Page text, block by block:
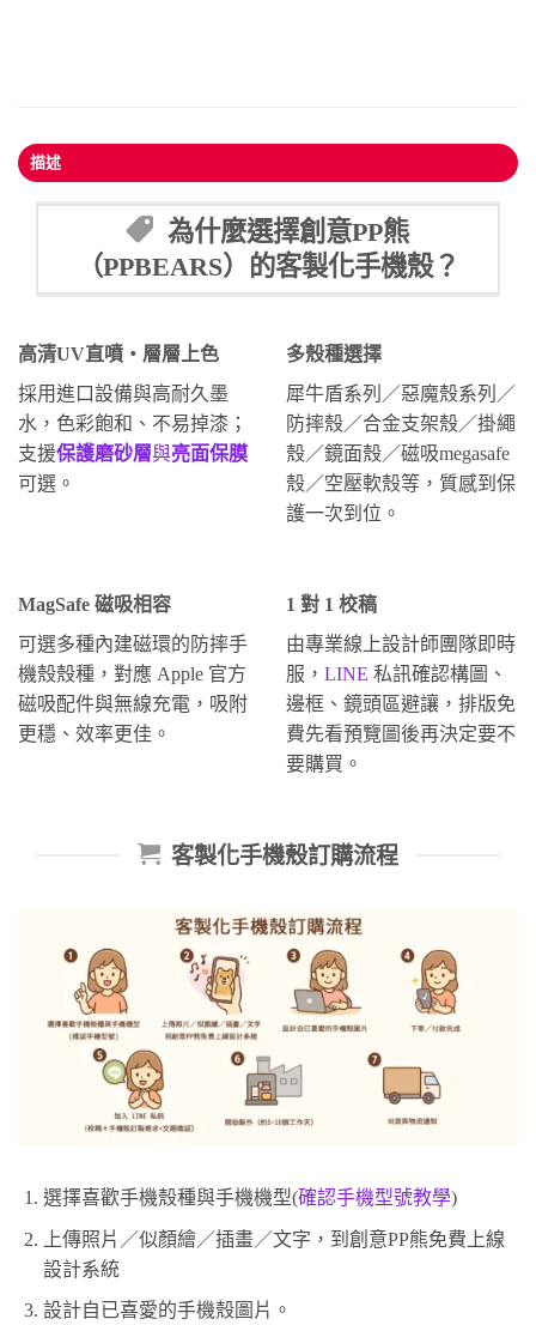
描述
為什麼選擇創意PP熊
（PPBEARS）的客製化手機殼？
高清UV直噴・層層上色
採用進口設備與高耐久墨
水，色彩飽和、不易掉漆；
支援保護磨砂層與亮面保膜
可選。
多殼種選擇
犀牛盾系列／惡魔殼系列／
防摔殼／合金支架殼／掛繩
殼／鏡面殼／磁吸megasafe
殼／空壓軟殼等，質感到保
護一次到位。
MagSafe 磁吸相容
可選多種內建磁環的防摔手
機殼殼種，對應 Apple 官方
磁吸配件與無線充電，吸附
更穩、效率更佳。
1 對 1 校稿
由專業線上設計師團隊即時
服， LINE 私訊確認構圖、
邊框、鏡頭區避讓，排版免
費先看預覽圖後再決定要不
要購買。
客製化手機殼訂購流程
選擇喜歡手機殼種與手機機型(確認手機型號教學)
上傳照片／似顏繪／插畫／文字，到創意PP熊免費上線
設計系統
設計自已喜愛的手機殼圖片。